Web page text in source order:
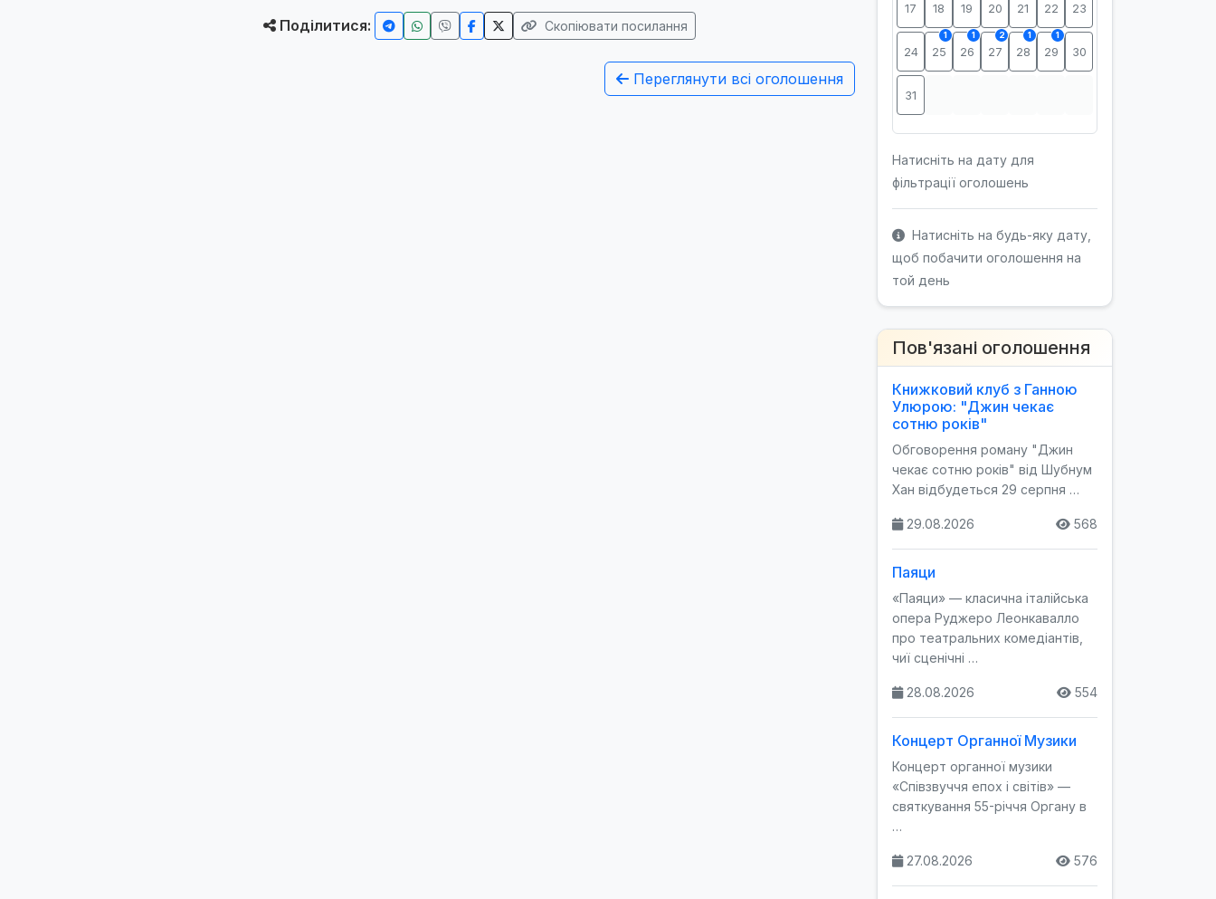
Поділитися: Скопіювати посилання
Переглянути всі оголошення
17 18 19 20 21 22 23
24 25
1
26
1
27
2
28
1
29
1
30
31
Натисніть на дату для
фільтрації оголошень
Натисніть на будь-яку дату,
щоб побачити оголошення на
той день
Пов'язані оголошення
Книжковий клуб з Ганною
Улюрою: "Джин чекає
сотню років"
Обговорення роману "Джин
чекає сотню років" від Шубнум
Хан відбудеться 29 серпня …
29.08.2026 568
Паяци
«Паяци» — класична італійська
опера Руджеро Леонкавалло
про театральних комедіантів,
чиї сценічні …
28.08.2026 554
Концерт Органної Музики
Концерт органної музики
«Співзвуччя епох і світів» —
святкування 55-річчя Органу в
…
27.08.2026 576